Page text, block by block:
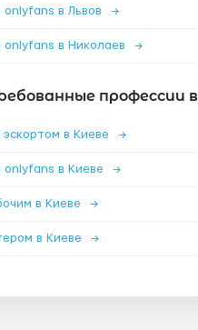
в Львов →
в Николаев →
профессии
в Киеве →
в Киеве →
в Киеве →
в Киеве →